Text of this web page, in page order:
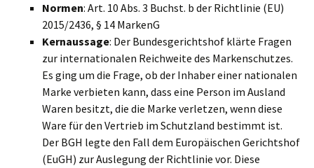
Normen: Art. 10 Abs. 3 Buchst. b der Richtlinie (EU)
2015/2436, § 14 MarkenG
Kernaussage: Der Bundesgerichtshof klärte Fragen
zur internationalen Reichweite des Markenschutzes.
Es ging um die Frage, ob der Inhaber einer nationalen
Marke verbieten kann, dass eine Person im Ausland
Waren besitzt, die die Marke verletzen, wenn diese
Ware für den Vertrieb im Schutzland bestimmt ist.
Der BGH legte den Fall dem Europäischen Gerichtshof
(EuGH) zur Auslegung der Richtlinie vor. Diese